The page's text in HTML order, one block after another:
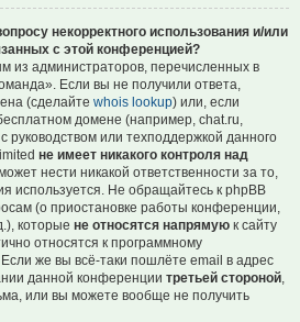
некорректного использования и/или
с этой конференцией?
из администраторов, перечисленных в
Если вы не получили ответа,
(сделайте whois lookup) или, если
домене (например, chat.ru,
руководством или техподдержкой данного
не имеет никакого контроля над
нести никакой ответственности за то,
используется. Не обращайтесь к phpBB
(о приостановке работы конференции,
которые не относятся напрямую к сайту
относятся к программному
же вы всё-таки пошлёте email в адрес
данной конференции третьей стороной
или вы можете вообще не получить